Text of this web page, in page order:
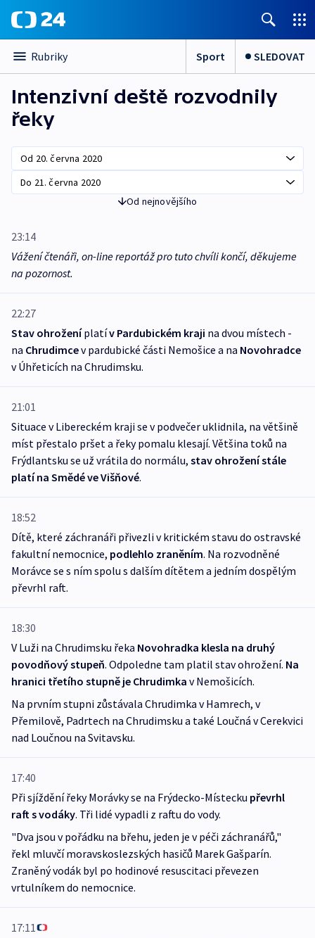
Rubriky Sport SLEDOVAT
Intenzivní deště rozvodnily
řeky
Od nejnovějšího
23:14
Vážení čtenáři, on-line reportáž pro tuto chvíli končí, děkujeme
na pozornost.
22:27
Stav ohroženíplatív Pardubickém kraji na dvou místech -
na Chrudimcev pardubické části Nemošice a na Novohradce
v Úhřeticích na Chrudimsku.
21:01
Situace v Libereckém kraji se v podvečer uklidnila, na většině
míst přestalo pršet a řeky pomalu klesají. Většina toků na
Frýdlantsku se už vrátila do normálu, stav ohrožení stále
platí na Smědé ve Višňové.
18:52
Dítě, které záchranáři přivezli v kritickém stavu do ostravské
fakultní nemocnice, podlehlo zraněním. Na rozvodněné
Morávce se s ním spolu s dalším dítětem a jedním dospělým
převrhl raft.
18:30
V Luži na Chrudimsku řeka Novohradka klesla na druhý
povodňový stupeň. Odpoledne tam platil stav ohrožení. Na
hranici třetího stupně je Chrudimka v Nemošicích.
Na prvním stupni zůstávala Chrudimka v Hamrech, v
Přemilově, Padrtech na Chrudimsku a také Loučná v Cerekvici
nad Loučnou na Svitavsku.
17:40
Při sjíždění řeky Morávky se na Frýdecko-Místecku převrhl
raft s vodáky. Tři lidé vypadli z raftu do vody.
"Dva jsou v pořádku na břehu, jeden je v péči záchranářů,"
řekl mluvčí moravskoslezských hasičů Marek Gašparín.
Zraněný vodák byl po hodinové resuscitaci převezen
vrtulníkem do nemocnice.
17:11